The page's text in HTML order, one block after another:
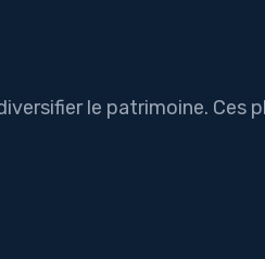
le patrimoine. Ces